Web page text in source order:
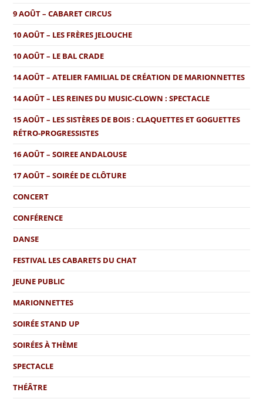
9 AOÛT – CABARET CIRCUS
10 AOÛT – LES FRÈRES JELOUCHE
10 AOÛT – LE BAL CRADE
14 AOÛT – ATELIER FAMILIAL DE CRÉATION DE MARIONNETTES
14 AOÛT – LES REINES DU MUSIC-CLOWN : SPECTACLE
15 AOÛT – LES SISTÈRES DE BOIS : CLAQUETTES ET GOGUETTES
RÉTRO-PROGRESSISTES
16 AOÛT – SOIREE ANDALOUSE
17 AOÛT – SOIRÉE DE CLÔTURE
CONCERT
CONFÉRENCE
DANSE
FESTIVAL LES CABARETS DU CHAT
JEUNE PUBLIC
MARIONNETTES
SOIRÉE STAND UP
SOIRÉES À THÈME
SPECTACLE
THÉÂTRE